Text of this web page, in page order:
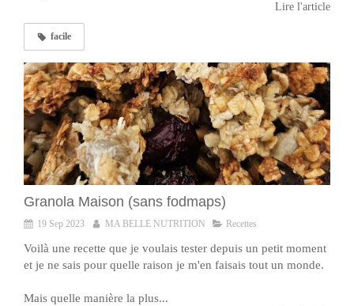
Lire l'article
facile
Granola Maison (sans fodmaps)
19 Sep 2023 MA BELLE NUTRITION Recettes
Voilà une recette que je voulais tester depuis un petit moment
et je ne sais pour quelle raison je m'en faisais tout un monde.
Mais quelle manière la plus...